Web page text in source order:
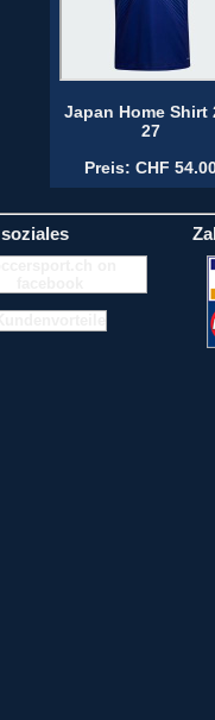
Japan Home Shirt
27
Preis: CHF
soziales